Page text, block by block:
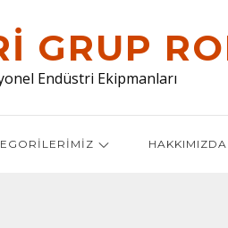
GRUP
Endüstri Ekipmanları
HAKKIMIZDA